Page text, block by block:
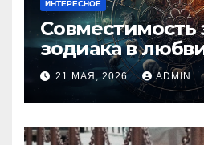
ИНТЕРЕСНОЕ
Совместимость
зодиака в
идеальную
избежать
21 МАЯ, 2026 ADMIN